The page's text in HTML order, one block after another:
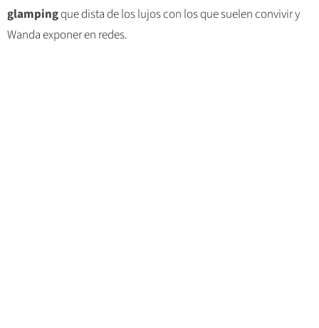
glampingque dista de los lujos con los que suelen convivir y
Wanda exponer en redes.